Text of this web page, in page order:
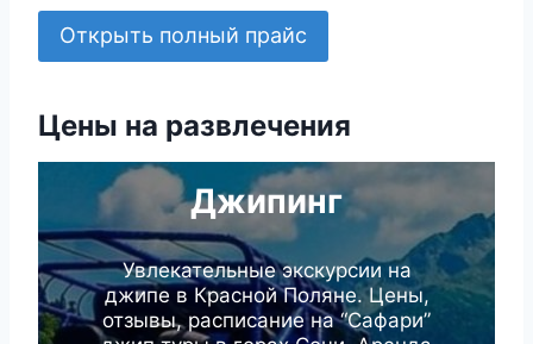
Открыть полный прайс
Цены на развлечения
Джипинг
Увлекательные экскурсии на
джипе в Красной Поляне. Цены,
отзывы, расписание на “Сафари”